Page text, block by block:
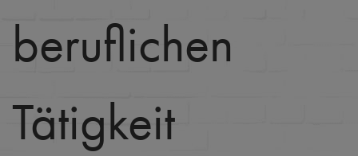
beruflichen
Tätigkeit